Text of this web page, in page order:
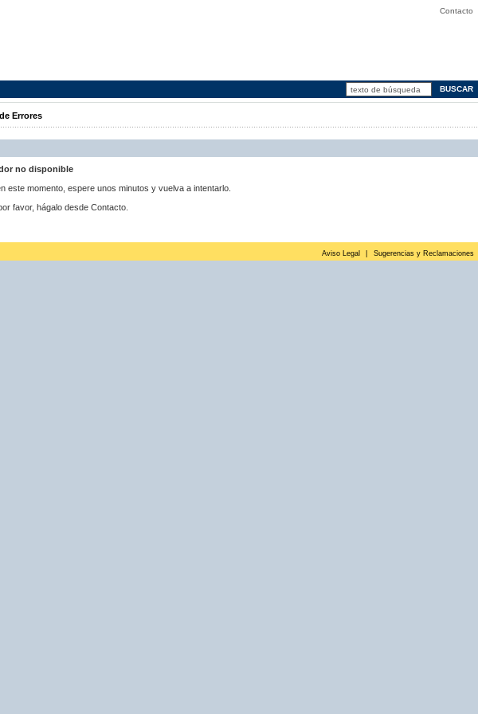
Contacto
Errores
no disponible
este momento, espere unos minutos y vuelva a intentarlo.
favor, hágalo desde Contacto.
Aviso Legal Sugerencias y Reclamaciones